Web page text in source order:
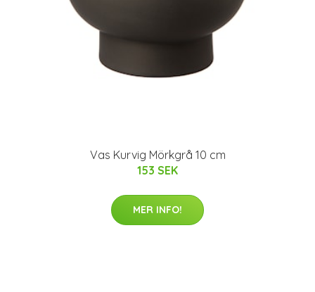
Vas Kurvig Mörkgrå 10 cm
153 SEK
MER INFO!